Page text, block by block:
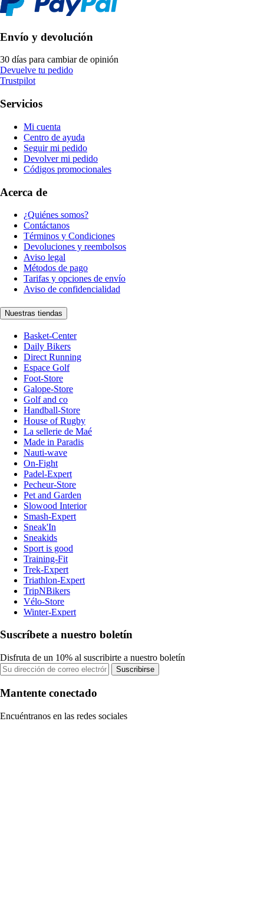
Envío y devolución
30 días para cambiar de opinión
Devuelve tu pedido
Trustpilot
Servicios
Mi cuenta
Centro de ayuda
Seguir mi pedido
Devolver mi pedido
Códigos promocionales
Acerca de
¿Quiénes somos?
Contáctanos
Términos y Condiciones
Devoluciones y reembolsos
Aviso legal
Métodos de pago
Tarifas y opciones de envío
Aviso de confidencialidad
Nuestras tiendas
Basket-Center
Daily Bikers
Direct Running
Espace Golf
Foot-Store
Galope-Store
Golf and co
Handball-Store
House of Rugby
La sellerie de Maé
Made in Paradis
Nauti-wave
On-Fight
Padel-Expert
Pecheur-Store
Pet and Garden
Slowood Interior
Smash-Expert
Sneak'In
Sneakids
Sport is good
Training-Fit
Trek-Expert
Triathlon-Expert
TripNBikers
Vélo-Store
Winter-Expert
Suscríbete a nuestro boletín
Disfruta de un 10% al suscribirte a nuestro boletín
Suscribirse
Mantente conectado
Encuéntranos en las redes sociales